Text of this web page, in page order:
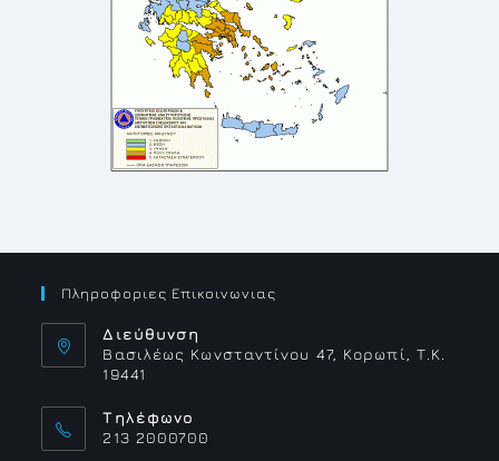
Πληροφοριες Επικοινωνιας
Διεύθυνση
Βασιλέως Κωνσταντίνου 47, Κορωπί, Τ.Κ.
19441
Τηλέφωνο
213 2000700